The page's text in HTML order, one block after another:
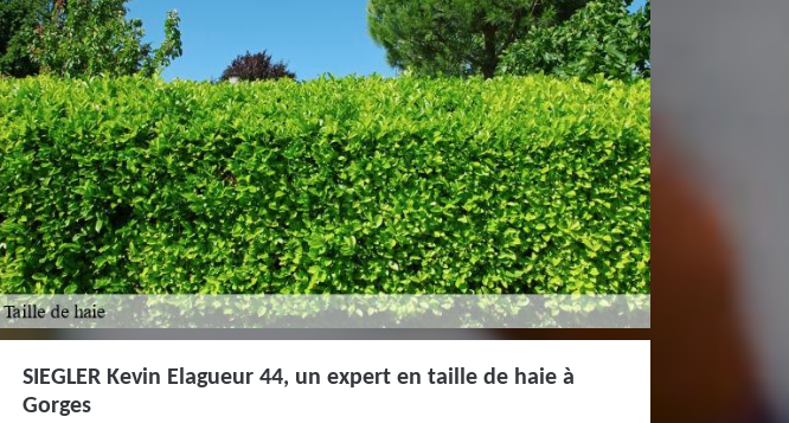
SIEGLER Kevin Elagueur 44, un expert en taille de haie à
Gorges